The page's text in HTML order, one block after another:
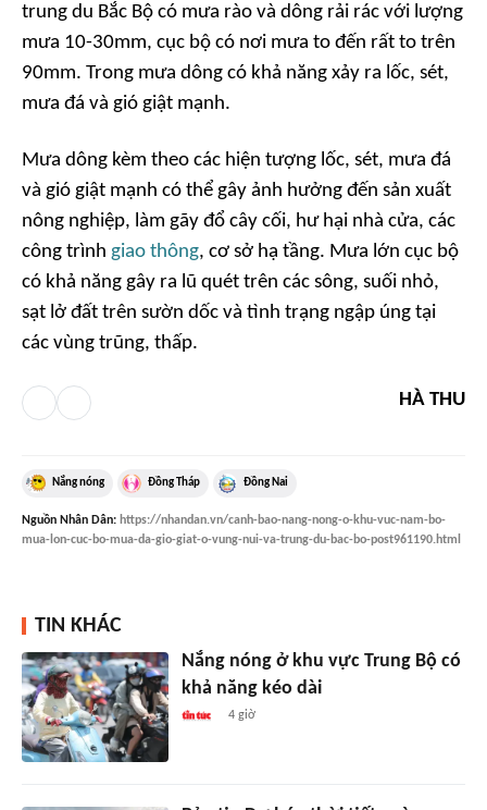
trung du Bắc Bộ có mưa rào và dông rải rác với lượng
mưa 10-30mm, cục bộ có nơi mưa to đến rất to trên
90mm. Trong mưa dông có khả năng xảy ra lốc, sét,
mưa đá và gió giật mạnh.
Mưa dông kèm theo các hiện tượng lốc, sét, mưa đá
và gió giật mạnh có thể gây ảnh hưởng đến sản xuất
nông nghiệp, làm gãy đổ cây cối, hư hại nhà cửa, các
công trình giao thông, cơ sở hạ tầng. Mưa lớn cục bộ
có khả năng gây ra lũ quét trên các sông, suối nhỏ,
sạt lở đất trên sườn dốc và tình trạng ngập úng tại
các vùng trũng, thấp.
HÀ THU
Nắng nóng Đồng Tháp Đồng Nai
Nguồn Nhân Dân: https://nhandan.vn/canh-bao-nang-nong-o-khu-vuc-nam-bo-
mua-lon-cuc-bo-mua-da-gio-giat-o-vung-nui-va-trung-du-bac-bo-post961190.html
TIN KHÁC
Nắng nóng ở khu vực Trung Bộ có
khả năng kéo dài
4 giờ